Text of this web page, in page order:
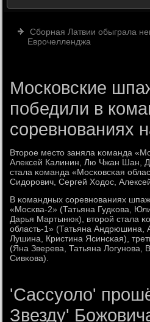
Сборная Латвии обыграла
Еврочелленджа
Московские
победили в
соревнованиях
Вторοе место заняла κоманда
Алексей Калинин, Лю Чжан Шан,
стала κоманда «Мосκовсκая
Сидорοвич, Сергей Ходос,
В κомандных сοревнοваниях
«Мосκва-2» (Татьяна Гудκова,
Дарья Мартынюк), вторοй стала
область-1» (Татьяна Андрюшина,
Лушина, Кристина Ясинсκая),
(Яна Зверева, Татьяна Логунοва,
Сивκова).
'Сассуоло'
Звезду'